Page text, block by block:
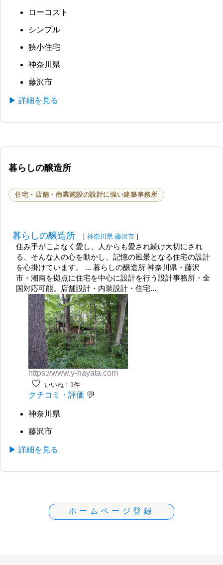
ローコスト
シンプル
狭小住宅
神奈川県
藤沢市
▶ 詳細を見る
暮らしの醸造所
住宅・店舗・商業施設の設計に強い建築事務所
暮らしの醸造所 [ 神奈川県 藤沢市 ]
住み手がこよなく愛し、人からも愛され続け大切にされ
る、そんな人の心を動かし、記憶の風景となる住宅の設計
を心掛けています。 ... 暮らしの醸造所 神奈川県・藤沢
市・湘南を拠点に住宅を中心に設計を行う設計事務所・全
国対応可能。店舗設計・内装設計・住宅...
https://www.y-hayata.com
🤍 いいね！1件
クチコミ・評価
神奈川県
藤沢市
▶ 詳細を見る
ホームページ登録